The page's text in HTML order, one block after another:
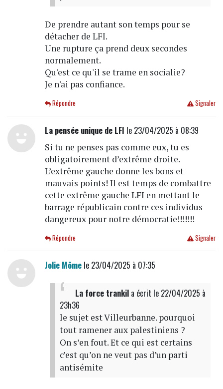
De prendre autant son temps pour se
détacher de LFI.
Une rupture ça prend deux secondes
normalement.
Qu'est ce qu'il se trame en socialie?
Je n'ai pas confiance.
Signaler
Répondre
La pensée unique de LFI le 23/04/2025 à 08:39
Si tu ne penses pas comme eux, tu es
obligatoirement d’extrême droite.
L’extrême gauche donne les bons et
mauvais points! Il est temps de combattre
cette extrême gauche LFI en mettant le
barrage républicain contre ces individus
dangereux pour notre démocratie!!!!!!!
Signaler
Répondre
Jolie Mômele 23/04/2025 à 07:35
La force trankila écrit le 22/04/2025 à
23h36
le sujet est Villeurbanne. pourquoi
tout ramener aux palestiniens ?
On s’en fout. Et ce qui est certains
c’est qu’on ne veut pas d’un parti
antisémite